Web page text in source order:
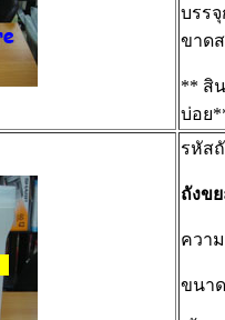
บรร
ขาด
** สิ
บ่อย
รหัสถั
ถังข
ควา
ขนา